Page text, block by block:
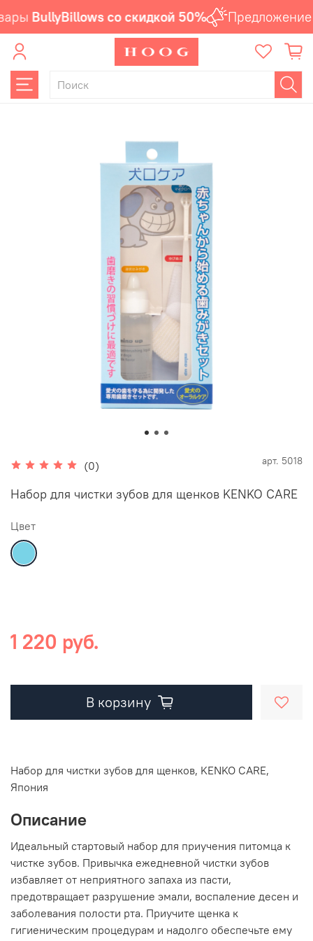
BullyBillows со скидкой 50% Предложение
(0) арт. 5018
Набор для чистки зубов для щенков KENKO CARE
Цвет
1 220 руб.
В корзину
Набор для чистки зубов для щенков, KENKO CARE,
Япония
Описание
Идеальный стартовый набор для приучения питомца к
чистке зубов. Привычка ежедневной чистки зубов
избавляет от неприятного запаха из пасти,
предотвращает разрушение эмали, воспаление десен и
заболевания полости рта. Приучите щенка к
гигиеническим процедурам и надолго обеспечьте ему